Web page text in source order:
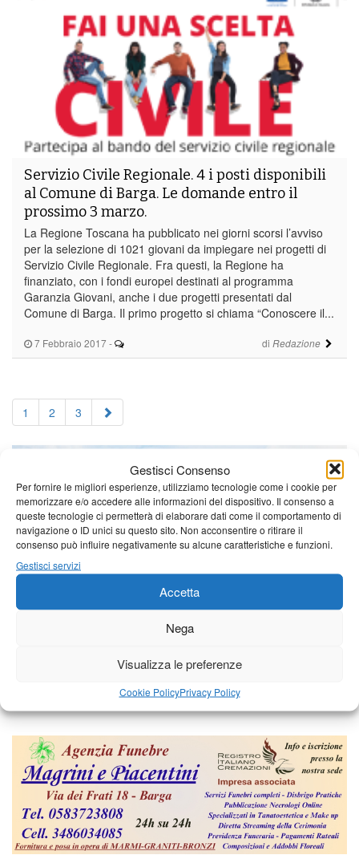
Gestisci Consenso
Per fornire le migliori esperienze, utilizziamo tecnologie come i cookie per
memorizzare e/o accedere alle informazioni del dispositivo. Il consenso a
queste tecnologie ci permetterà di elaborare dati come il comportamento di
navigazione o ID unici su questo sito. Non acconsentire o ritirare il
consenso può influire negativamente su alcune caratteristiche e funzioni.
Gestisci servizi
Accetta
Nega
Visualizza le preferenze
Cookie PolicyPrivacy Policy
7 Febbraio 2017 - di Redazione
Servizio Civile Regionale. 4 i posti disponibili
al Comune di Barga. Le domande entro il
prossimo 3 marzo.
La Regione Toscana ha pubblicato nei giorni scorsi l’avviso
per la selezione di 1021 giovani da impiegare nei progetti di
Servizio Civile Regionale. Fra questi, la Regione ha
finanziato, con i fondi europei destinati al programma
Garanzia Giovani, anche i due progetti presentati dal
Comune di Barga. Il primo progetto si chiama “Conoscere il...
1 2 3